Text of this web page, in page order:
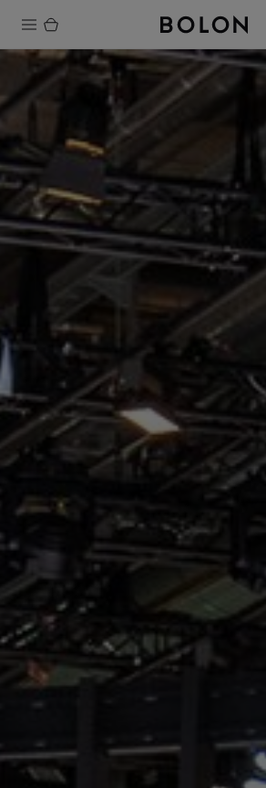
Produkter
Projekter
Bæredygtighed
Installation
Vedligeholdelse
Designersamarbejder
Stories
Om os
Kontakt
Pattern Tile Tool
Vælg land